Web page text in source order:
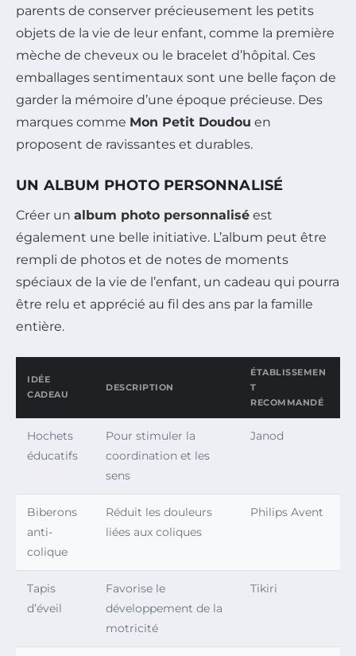
parents de conserver précieusement les petits
objets de la vie de leur enfant, comme la première
mèche de cheveux ou le bracelet d’hôpital. Ces
emballages sentimentaux sont une belle façon de
garder la mémoire d’une époque précieuse. Des
marques comme Mon Petit Doudou en
proposent de ravissantes et durables.
UN ALBUM PHOTO PERSONNALISÉ
Créer un album photo personnalisé est
également une belle initiative. L’album peut être
rempli de photos et de notes de moments
spéciaux de la vie de l’enfant, un cadeau qui pourra
être relu et apprécié au fil des ans par la famille
entière.
IDÉE
CADEAU
DESCRIPTION
ÉTABLISSEMEN
T
RECOMMANDÉ
Hochets
éducatifs
Pour stimuler la
coordination et les
sens
Janod
Biberons
anti-
colique
Réduit les douleurs
liées aux coliques
Philips Avent
Tapis
d’éveil
Favorise le
développement de la
motricité
Tikiri